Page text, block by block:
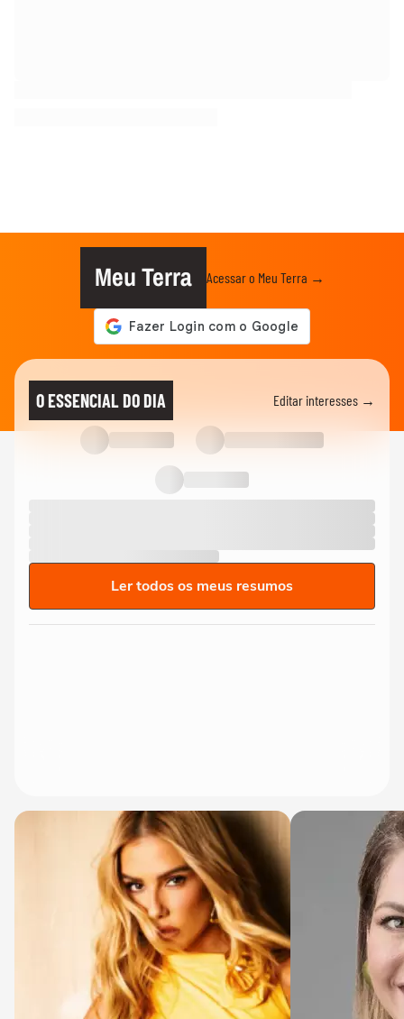
Meu Terra Acessar o Meu Terra →
O ESSENCIAL DO DIA Editar interesses →
Ler todos os meus resumos